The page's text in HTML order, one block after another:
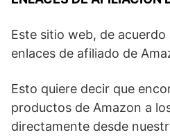
Este sitio web, de
enlaces de afiliado de
Esto quiere decir que
productos de Amazon a
directamente desde